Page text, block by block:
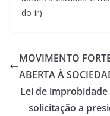
do-ir)
MOVIMENTO
ABERTA À
Lei de
solicitação a